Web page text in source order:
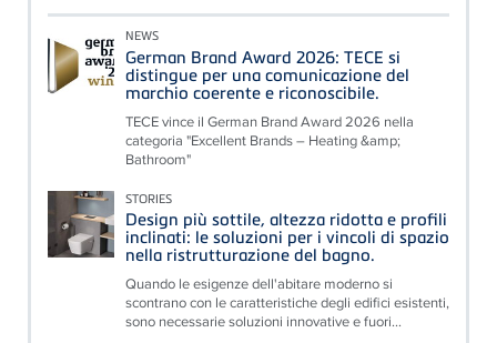
NEWS
German Brand Award 2026: TECE si
distingue per una comunicazione del
marchio coerente e riconoscibile.
TECE vince il German Brand Award 2026 nella
categoria "Excellent Brands – Heating &amp;
Bathroom"
STORIES
Design più sottile, altezza ridotta e profili
inclinati: le soluzioni per i vincoli di spazio
nella ristrutturazione del bagno.
Quando le esigenze dell'abitare moderno si
scontrano con le caratteristiche degli edifici esistenti,
sono necessarie soluzioni innovative e fuori...